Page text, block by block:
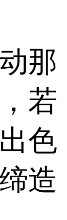
那
若
色
造